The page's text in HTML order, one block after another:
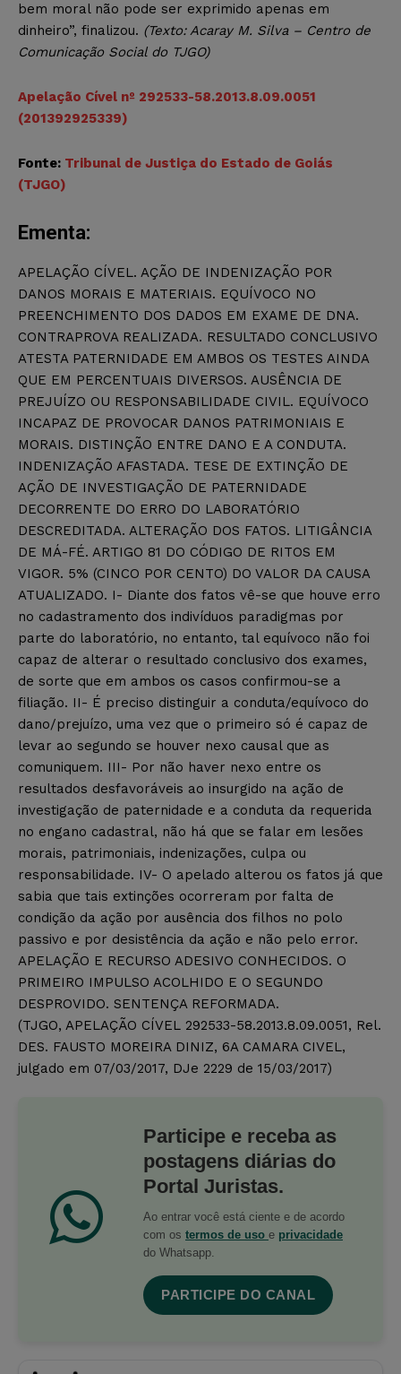
bem moral não pode ser exprimido apenas em
dinheiro”, finalizou. (Texto: Acaray M. Silva – Centro de
Comunicação Social do TJGO)
Apelação Cível nº 292533-58.2013.8.09.0051
(201392925339)
Fonte: Tribunal de Justiça do Estado de Goiás
(TJGO)
Ementa:
APELAÇÃO CÍVEL. AÇÃO DE INDENIZAÇÃO POR
DANOS MORAIS E MATERIAIS. EQUÍVOCO NO
PREENCHIMENTO DOS DADOS EM EXAME DE DNA.
CONTRAPROVA REALIZADA. RESULTADO CONCLUSIVO
ATESTA PATERNIDADE EM AMBOS OS TESTES AINDA
QUE EM PERCENTUAIS DIVERSOS. AUSÊNCIA DE
PREJUÍZO OU RESPONSABILIDADE CIVIL. EQUÍVOCO
INCAPAZ DE PROVOCAR DANOS PATRIMONIAIS E
MORAIS. DISTINÇÃO ENTRE DANO E A CONDUTA.
INDENIZAÇÃO AFASTADA. TESE DE EXTINÇÃO DE
AÇÃO DE INVESTIGAÇÃO DE PATERNIDADE
DECORRENTE DO ERRO DO LABORATÓRIO
DESCREDITADA. ALTERAÇÃO DOS FATOS. LITIGÂNCIA
DE MÁ-FÉ. ARTIGO 81 DO CÓDIGO DE RITOS EM
VIGOR. 5% (CINCO POR CENTO) DO VALOR DA CAUSA
ATUALIZADO. I- Diante dos fatos vê-se que houve erro
no cadastramento dos indivíduos paradigmas por
parte do laboratório, no entanto, tal equívoco não foi
capaz de alterar o resultado conclusivo dos exames,
de sorte que em ambos os casos confirmou-se a
filiação. II- É preciso distinguir a conduta/equívoco do
dano/prejuízo, uma vez que o primeiro só é capaz de
levar ao segundo se houver nexo causal que as
comuniquem. III- Por não haver nexo entre os
resultados desfavoráveis ao insurgido na ação de
investigação de paternidade e a conduta da requerida
no engano cadastral, não há que se falar em lesões
morais, patrimoniais, indenizações, culpa ou
responsabilidade. IV- O apelado alterou os fatos já que
sabia que tais extinções ocorreram por falta de
condição da ação por ausência dos filhos no polo
passivo e por desistência da ação e não pelo error.
APELAÇÃO E RECURSO ADESIVO CONHECIDOS. O
PRIMEIRO IMPULSO ACOLHIDO E O SEGUNDO
DESPROVIDO. SENTENÇA REFORMADA.
(TJGO, APELAÇÃO CÍVEL 292533-58.2013.8.09.0051, Rel.
DES. FAUSTO MOREIRA DINIZ, 6A CAMARA CIVEL,
julgado em 07/03/2017, DJe 2229 de 15/03/2017)
Participe e receba as
postagens diárias do
Portal Juristas.
Ao entrar você está ciente e de acordo
com os termos de uso e privacidade
do Whatsapp.
PARTICIPE DO CANAL